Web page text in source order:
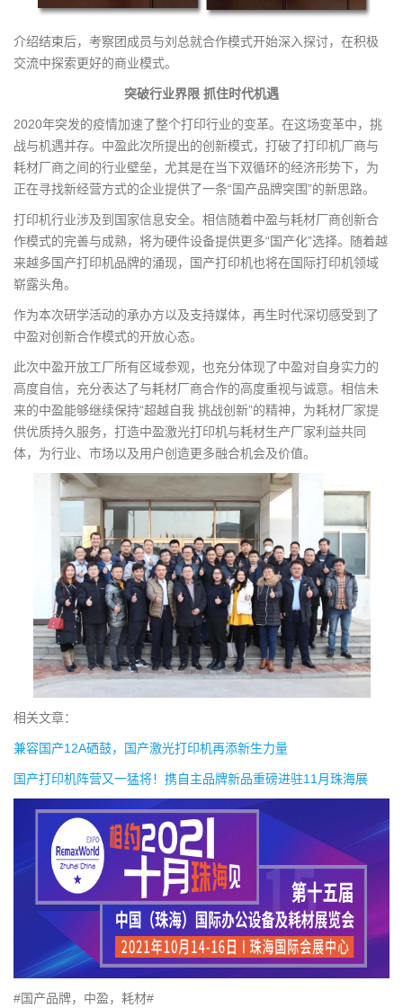
介绍结束后，考察团成员与刘总就合作模式开始深入探讨，在积极
交流中探索更好的商业模式。
突破行业界限 抓住时代机遇
2020年突发的疫情加速了整个打印行业的变革。在这场变革中，挑
战与机遇并存。中盈此次所提出的创新模式，打破了打印机厂商与
耗材厂商之间的行业壁垒，尤其是在当下双循环的经济形势下，为
正在寻找新经营方式的企业提供了一条“国产品牌突围”的新思路。
打印机行业涉及到国家信息安全。相信随着中盈与耗材厂商创新合
作模式的完善与成熟，将为硬件设备提供更多“国产化”选择。随着越
来越多国产打印机品牌的涌现，国产打印机也将在国际打印机领域
崭露头角。
作为本次研学活动的承办方以及支持媒体，再生时代深切感受到了
中盈对创新合作模式的开放心态。
此次中盈开放工厂所有区域参观，也充分体现了中盈对自身实力的
高度自信，充分表达了与耗材厂商合作的高度重视与诚意。相信未
来的中盈能够继续保持“超越自我 挑战创新”的精神，为耗材厂家提
供优质持久服务，打造中盈激光打印机与耗材生产厂家利益共同
体，为行业、市场以及用户创造更多融合机会及价值。
相关文章：
兼容国产12A硒鼓，国产激光打印机再添新生力量
国产打印机阵营又一猛将！携自主品牌新品重磅进驻11月珠海展
#国产品牌，中盈，耗材#